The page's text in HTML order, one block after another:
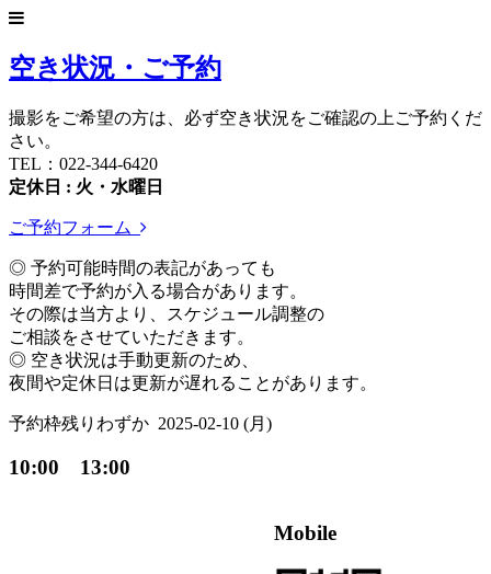
空き状況・ご予約
撮影をご希望の方は、必ず空き状況をご確認の上ご予約くだ
さい。
TEL：022-344-6420
定休日 : 火・水曜日
ご予約フォーム
◎ 予約可能時間の表記があっても
時間差で予約が入る場合があります。
その際は当方より、スケジュール調整の
ご相談をさせていただきます。
◎ 空き状況は手動更新のため、
夜間や定休日は更新が遅れることがあります。
予約枠残りわずか 2025-02-10 (月)
10:00 13:00
Mobile